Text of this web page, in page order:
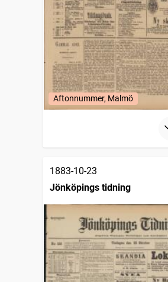
Aftonnummer, Malmö
1883-10-23
Jönköpings tidning